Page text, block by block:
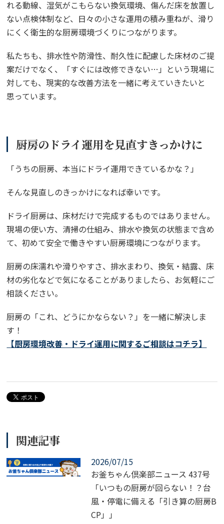
れる動線、湿気がこもらない換気環境、傷んだ床を放置し
ない点検体制など、日々の小さな運用の積み重ねが、滑り
にくく衛生的な厨房環境づくりにつながります。
私たちも、排水性や防滑性、耐久性に配慮した床材のご提
案だけでなく、「すぐには改修できない…」という現場に
対しても、現実的な改善方法を一緒に考えていきたいと
思っています。
厨房のドライ運用を見直すきっかけに
「うちの厨房、本当にドライ運用できているかな？」
そんな見直しのきっかけになれば幸いです。
ドライ厨房は、床材だけで完成するものではありません。
現場の使い方、清掃の仕組み、排水や換気の状態まで含め
て、初めて安全で働きやすい厨房環境につながります。
厨房の床濡れや滑りやすさ、排水まわり、換気・結露、床
材の劣化などで気になることがありましたら、お気軽にご
相談ください。
厨房の「これ、どうにかならない？」を一緒に解決しま
す！
【厨房環境改善・ドライ運用に関するご相談はコチラ】
関連記事
2026/07/15
お釜ちゃん倶楽部ニュース 437号
「いつもの厨房が回らない！？台
風・停電に備える「引き算の厨房B
CP」」